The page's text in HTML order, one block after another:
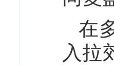
在
入拉